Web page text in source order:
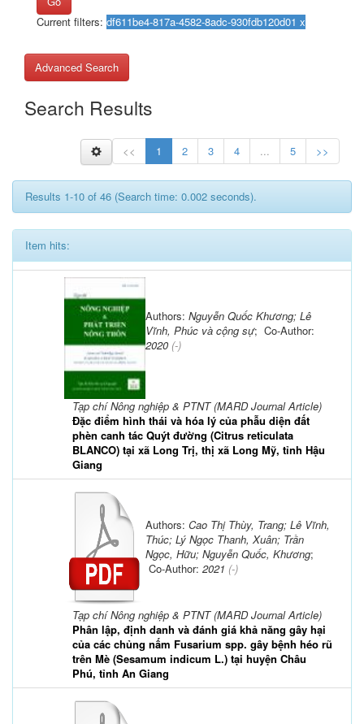
Current filters:
Advanced Search
Search Results
<< 1 2 3 4 ... 5 >>
Results 1-10 of 46 (Search time: 0.002 seconds).
Item hits:
Tạp chí Nông nghiệp & PTNT (MARD Journal Article)
Đặc điểm hình thái và hóa lý của phẫu diện đất
phèn canh tác Quýt đường (Citrus reticulata
BLANCO) tại xã Long Trị, thị xã Long Mỹ, tỉnh Hậu
Giang
Authors: Nguyễn Quốc Khương; Lê
Vĩnh, Phúc và cộng sự; Co-Author:
2020 (-)
Tạp chí Nông nghiệp & PTNT (MARD Journal Article)
Phân lập, định danh và đánh giá khả năng gây hại
của các chủng nấm Fusarium spp. gây bệnh héo rũ
trên Mè (Sesamum indicum L.) tại huyện Châu
Phú, tỉnh An Giang
Authors: Cao Thị Thùy, Trang; Lê Vĩnh,
Thúc; Lý Ngọc Thanh, Xuân; Trần
Ngọc, Hữu; Nguyễn Quốc, Khương;
Co-Author: 2021 (-)